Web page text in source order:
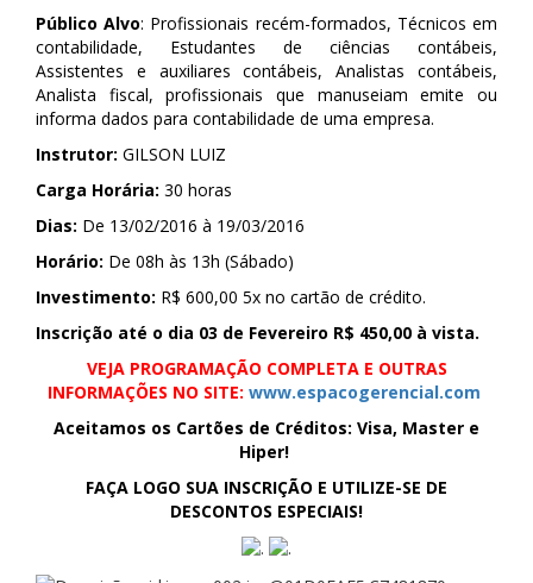
Público Alvo: Profissionais recém-formados, Técnicos em
contabilidade, Estudantes de ciências contábeis,
Assistentes e auxiliares contábeis, Analistas contábeis,
Analista fiscal, profissionais que manuseiam emite ou
informa dados para contabilidade de uma empresa.
Instrutor: GILSON LUIZ
Carga Horária: 30 horas
Dias: De 13/02/2016 à 19/03/2016
Horário: De 08h às 13h (Sábado)
Investimento: R$ 600,00 5x no cartão de crédito.
Inscrição até o dia 03 de Fevereiro R$ 450,00 à vista.
VEJA PROGRAMAÇÃO COMPLETA E OUTRAS
INFORMAÇÕES NO SITE: www.espacogerencial.com
Aceitamos os Cartões de Créditos: Visa, Master e
Hiper!
FAÇA LOGO SUA INSCRIÇÃO E UTILIZE-SE DE
DESCONTOS ESPECIAIS!